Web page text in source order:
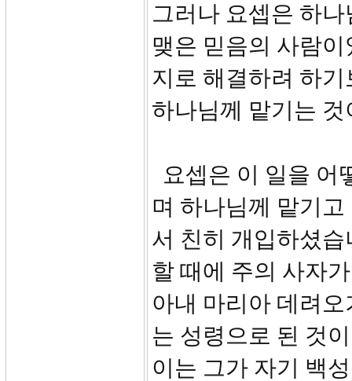
그러나 요셉은 하
맺은 믿음의 사람
지로 해결하려 하
하나님께 맡기는
요셉은 이 일을 어
며 하나님께 맡기
서 친히 개입하셨습
할 때에 주의 사자
아내 마리아 데려
는 성령으로 된 것
이는 그가 자기 백